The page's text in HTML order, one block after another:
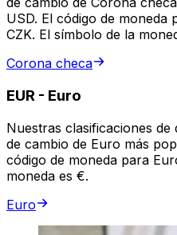
USD. El código de moneda
CZK. El símbolo de la
Corona checa
EUR - Euro
Nuestras clasificaciones de
de cambio de Euro más
código de moneda para
moneda es €.
Euro